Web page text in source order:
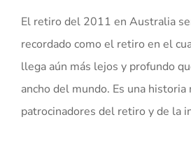
El retiro del 2011 en Australia
recordado como el retiro en el
llega aún más lejos y profundo
ancho del mundo. Es una
patrocinadores del retiro y de la